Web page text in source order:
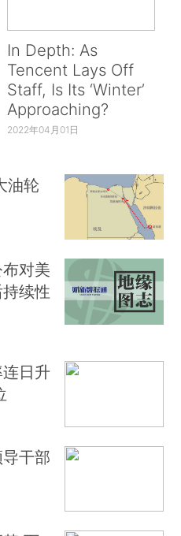
In Depth: As
Tencent Lays Off
Staff, Is Its ‘Winter’
Approaching?
2022年04月01日
油轮
布对美
续性
日升
干部